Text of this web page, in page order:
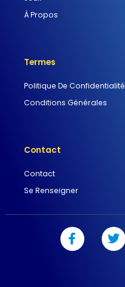
À Propos
Termes
Politique De Confidentialité
Conditions Générales
Contact
Contact
Se Renseigner
F
a
T
w